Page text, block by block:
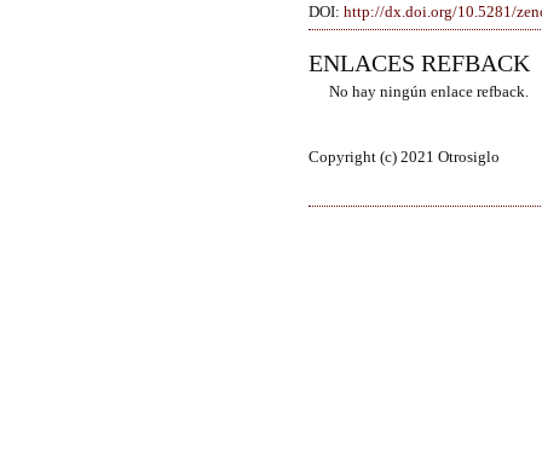
DOI: http://dx.doi.org/10.5281/
ENLACES REFBACK
No hay ningún enlace refback.
Copyright (c) 2021 Otrosiglo